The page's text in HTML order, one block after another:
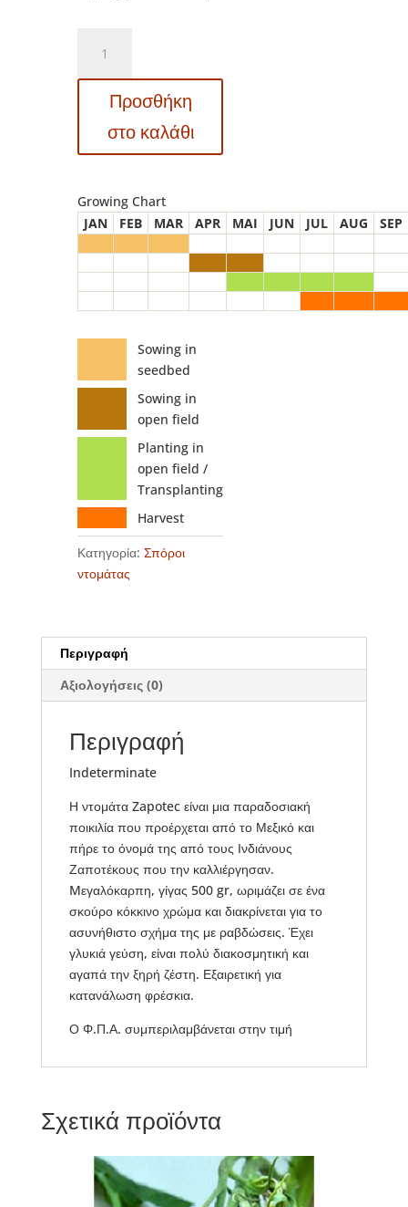
5144
Zapotec
Pleated
Ντομάτα
esculentum
ποσότητα
Προσθήκη
στο καλάθι
Growing Chart
JAN
FEB MAR APR MAI JUN JUL AUG SEP
Sowing in
seedbed
Sowing in
open field
Planting in
open field /
Transplanting
Harvest
Κατηγορία: Σπόροι
ντομάτας
Περιγραφή
Αξιολογήσεις (0)
Περιγραφή
Indeterminate
Η ντομάτα Zapotec είναι μια παραδοσιακή
ποικιλία που προέρχεται από το Μεξικό και
πήρε το όνομά της από τους Ινδιάνους
Ζαποτέκους που την καλλιέργησαν.
Mεγαλόκαρπη, γίγας 500 gr, ωριμάζει σε ένα
σκούρο κόκκινο χρώμα και διακρίνεται για το
ασυνήθιστο σχήμα της με ραβδώσεις. Έχει
γλυκιά γεύση, είναι πολύ διακοσμητική και
αγαπά την ξηρή ζέστη. Εξαιρετική για
κατανάλωση φρέσκια.
Ο Φ.Π.Α. συμπεριλαμβάνεται στην τιμή
Σχετικά προϊόντα